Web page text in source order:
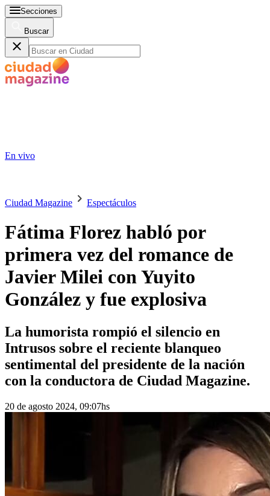
Secciones
Buscar
En vivo
Ciudad Magazine Espectáculos
Fátima Florez habló por
primera vez del romance de
Javier Milei con Yuyito
González y fue explosiva
La humorista rompió el silencio en
Intrusos sobre el reciente blanqueo
sentimental del presidente de la nación
con la conductora de Ciudad Magazine.
20 de agosto 2024, 09:07hs